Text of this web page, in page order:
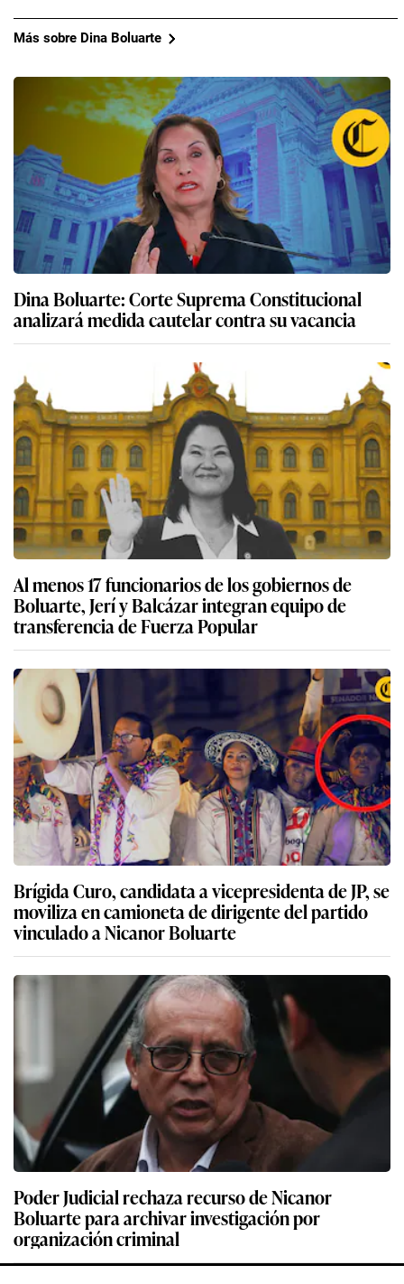
Más sobre Dina Boluarte
Dina Boluarte: Corte Suprema Constitucional
analizará medida cautelar contra su vacancia
Al menos 17 funcionarios de los gobiernos de
Boluarte, Jerí y Balcázar integran equipo de
transferencia de Fuerza Popular
Brígida Curo, candidata a vicepresidenta de JP, se
moviliza en camioneta de dirigente del partido
vinculado a Nicanor Boluarte
Poder Judicial rechaza recurso de Nicanor
Boluarte para archivar investigación por
organización criminal